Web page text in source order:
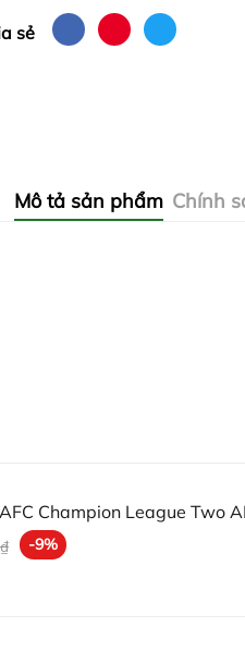
sẻ
Mô tả sản phẩm Chính
Champion League Two
-9%